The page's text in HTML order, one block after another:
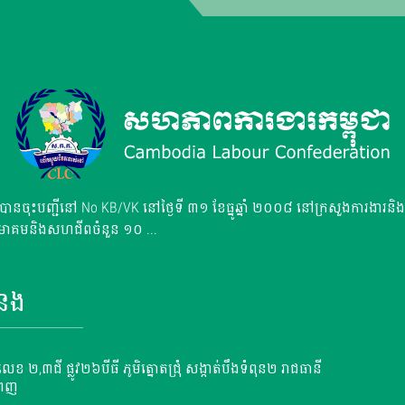
នចុះបញ្ជីនៅ No KB/VK នៅថ្ងៃទី ៣១ ខែធ្នូឆ្នាំ ២០០៨ នៅក្រសួងការងា
ាគមនិងសហជីពចំនួន ១០ ...
ង
លេខ ២,៣ជី ផ្លូវ២៦បីធី ភូមិត្នោតជ្រុំ សង្កាត់បឹងទំពុន២ រាជធានី
ញ